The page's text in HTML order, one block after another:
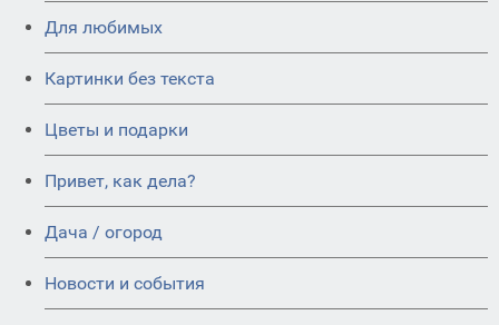
Для любимых
Картинки без текста
Цветы и подарки
Привет, как дела?
Дача / огород
Новости и события